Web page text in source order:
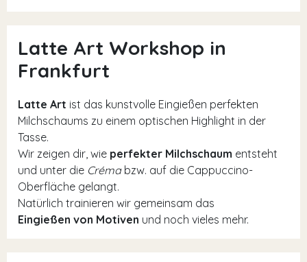
Latte Art Workshop in
Frankfurt
Latte Art ist das kunstvolle Eingießen perfekten
Milchschaums zu einem optischen Highlight in der
Tasse.
Wir zeigen dir, wie perfekter Milchschaum entsteht
und unter die Crémabzw. auf die Cappuccino-
Oberfläche gelangt.
Natürlich trainieren wir gemeinsam das
Eingießen von Motiven und noch vieles mehr.